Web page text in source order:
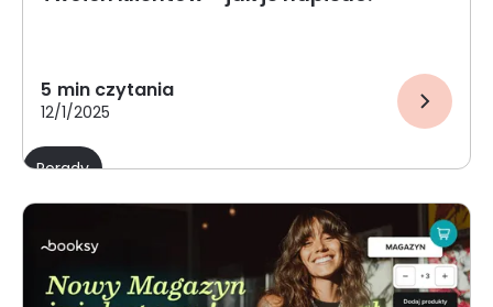
5 min czytania
12/1/2025
Porady